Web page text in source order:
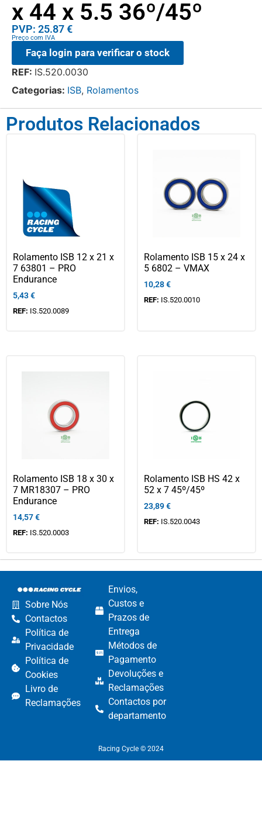
x 44 x 5.5 36º/45º
PVP: 25.87 €
Preço com IVA
Faça login para verificar o stock
REF: IS.520.0030
Categorias: ISB, Rolamentos
Produtos Relacionados
Rolamento ISB 12 x 21 x
7 63801 – PRO
Endurance
5,43€
REF: IS.520.0089
Rolamento ISB 15 x 24 x
5 6802 – VMAX
10,28€
REF: IS.520.0010
Rolamento ISB 18 x 30 x
7 MR18307 – PRO
Endurance
14,57€
REF: IS.520.0003
Rolamento ISB HS 42 x
52 x 7 45º/45º
23,89€
REF: IS.520.0043
Sobre Nós
Contactos
Política de
Privacidade
Política de
Cookies
Livro de
Reclamações
Envios,
Custos e
Prazos de
Entrega
Métodos de
Pagamento​
Devoluções e
Reclamações​
Contactos por
departamento​
Racing Cycle © 2024